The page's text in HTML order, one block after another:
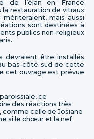
de l’élan en France
la restauration de vitraux
mais aussi
sont destinées à
publics non-religieux
devraient être installés
bas-côté sud de cette
cet ouvrage est prévue
ce
des réactions très
comme celle de Josiane
si le chœur et la nef